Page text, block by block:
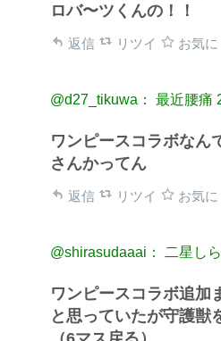
ロバ〜ツくんの！！
返信 リツイ お気に
@d27_tikuwa： 最近腰痛
ワンピースコラボなん
さんかってん
返信 リツイ お気に
@shirasudaaai： 二星し
ワンピースコラボ追加
と思っていたが守護獣